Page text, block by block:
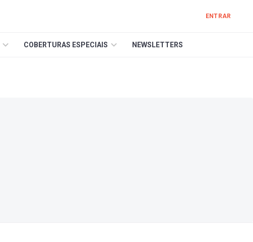
ENTRAR
COBERTURAS ESPECIAIS NEWSLETTERS